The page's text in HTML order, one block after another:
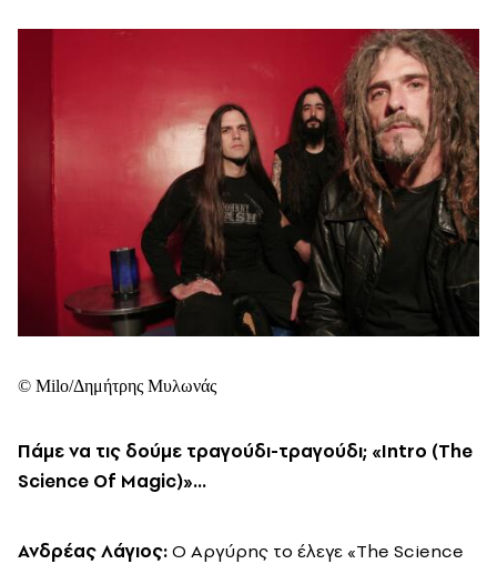
© Milo/Δημήτρης Μυλωνάς
Πάμε να τις δούμε τραγούδι-τραγούδι; «Intro (The
Science Οf Magic)»…
ΑνδρέαςΛάγιος:Ο Αργύρης το έλεγε «The Science